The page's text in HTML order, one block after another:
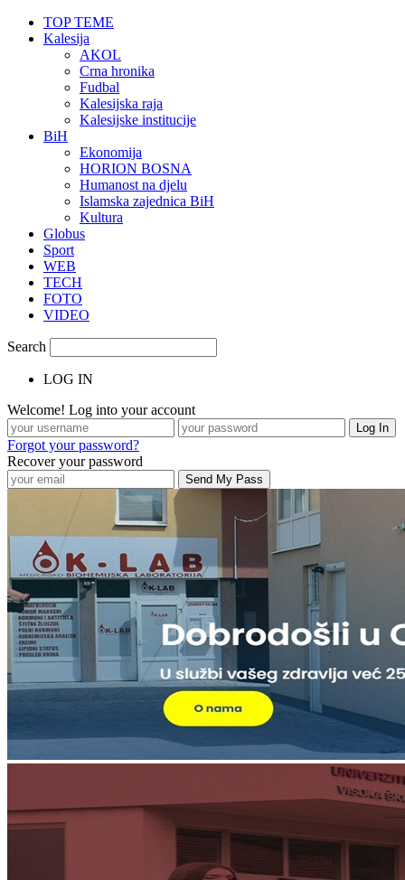
TOP TEME
Kalesija
AKOL
Crna hronika
Fudbal
Kalesijska raja
Kalesijske institucije
BiH
Ekonomija
HORION BOSNA
Humanost na djelu
Islamska zajednica BiH
Kultura
Globus
Sport
WEB
TECH
FOTO
VIDEO
Search
LOG IN
Welcome! Log into your account
Forgot your password?
Recover your password